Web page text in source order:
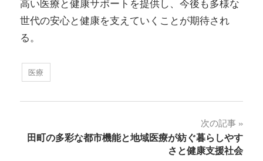
高い医療と健康サポートを提供し、今後も多様な
世代の安心と健康を支えていくことが期待され
る。
医療
投
稿
次の記事
田町の多彩な都市機能と地域医療が紡ぐ暮らしやす
さと健康支援社会